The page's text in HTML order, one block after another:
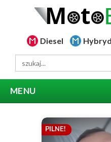
Diesel
MENU